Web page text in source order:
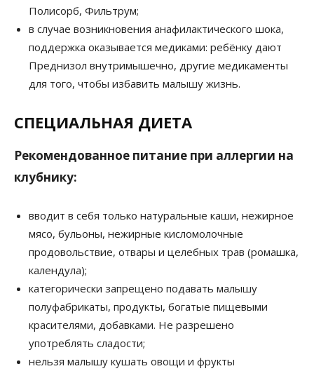
Полисорб, Фильтрум;
в случае возникновения анафилактического шока,
поддержка оказывается медиками: ребёнку дают
Преднизол внутримышечно, другие медикаменты
для того, чтобы избавить малышу жизнь.
СПЕЦИАЛЬНАЯ ДИЕТА
Рекомендованное питание при аллергии на
клубнику:
вводит в себя только натуральные каши, нежирное
мясо, бульоны, нежирные кисломолочные
продовольствие, отвары и целебных трав (ромашка,
календула);
категорически запрещено подавать малышу
полуфабрикаты, продукты, богатые пищевыми
красителями, добавками. Не разрешено
употреблять сладости;
нельзя малышу кушать овощи и фрукты